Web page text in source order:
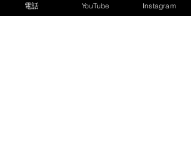
3D看板【3万円〜】
電話 YouTube Instagram